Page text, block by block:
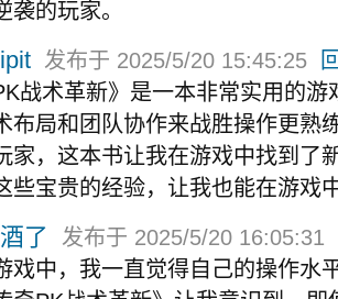
袭的玩家。
发布于 2025/5/20 15:45:25
战术革新》是一本非常实用的
布局和团队协作来战胜操作更熟
家，这本书让我在游戏中找到了
些宝贵的经验，让我也能在游戏
了
发布于 2025/5/20 16:05:31
戏中，我一直觉得自己的操作水